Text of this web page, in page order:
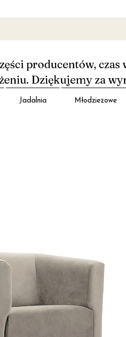
producentów,
Dziękujemy za
Jadalnia Młodzieżowe